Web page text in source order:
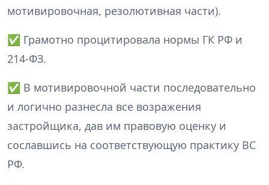
мотивировочная, резолютивная части).
✅ Грамотно процитировала нормы ГК РФ и
214-ФЗ.
✅ В мотивировочной части последовательно
и логично разнесла все возражения
застройщика, дав им правовую оценку и
сославшись на соответствующую практику ВС
РФ.